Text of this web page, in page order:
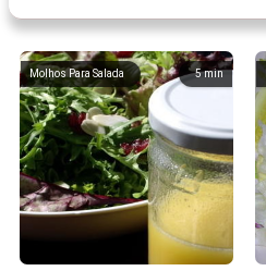
5min
Molhos Para Salada